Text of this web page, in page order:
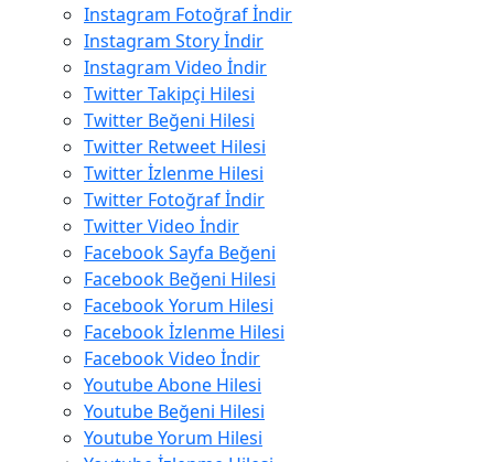
Instagram Fotoğraf İndir
Instagram Story İndir
Instagram Video İndir
Twitter Takipçi Hilesi
Twitter Beğeni Hilesi
Twitter Retweet Hilesi
Twitter İzlenme Hilesi
Twitter Fotoğraf İndir
Twitter Video İndir
Facebook Sayfa Beğeni
Facebook Beğeni Hilesi
Facebook Yorum Hilesi
Facebook İzlenme Hilesi
Facebook Video İndir
Youtube Abone Hilesi
Youtube Beğeni Hilesi
Youtube Yorum Hilesi